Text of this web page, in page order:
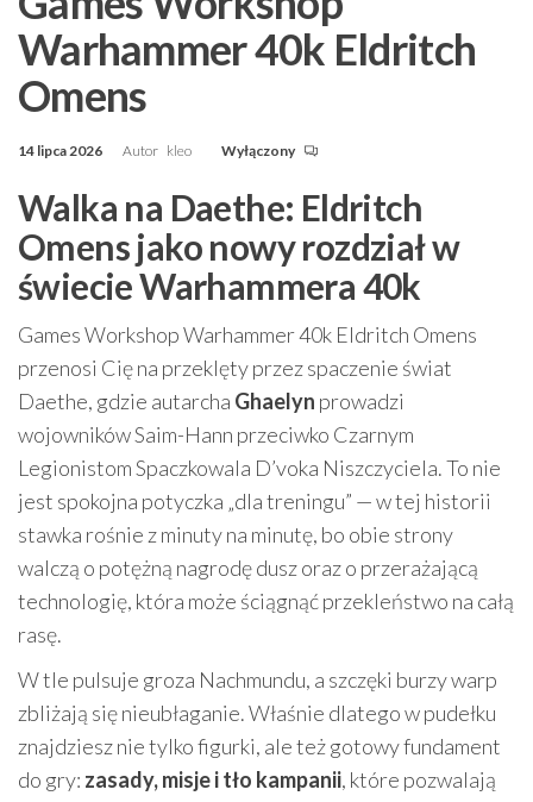
Warhammer 40k Eldritch
Omens
14 lipca 2026 Autor kleo Wyłączony
Walka na Daethe: Eldritch
Omens jako nowy rozdział w
świecie Warhammera 40k
Games Workshop Warhammer 40k Eldritch Omens
przenosi Cię na przeklęty przez spaczenie świat
Daethe, gdzie autarcha Ghaelyn prowadzi
wojowników Saim-Hann przeciwko Czarnym
Legionistom Spaczkowala D’voka Niszczyciela. To nie
jest spokojna potyczka „dla treningu” — w tej historii
stawka rośnie z minuty na minutę, bo obie strony
walczą o potężną nagrodę dusz oraz o przerażającą
technologię, która może ściągnąć przekleństwo na całą
rasę.
W tle pulsuje groza Nachmundu, a szczęki burzy warp
zbliżają się nieubłaganie. Właśnie dlatego w pudełku
znajdziesz nie tylko figurki, ale też gotowy fundament
do gry: zasady, misje i tło kampanii, które pozwalają